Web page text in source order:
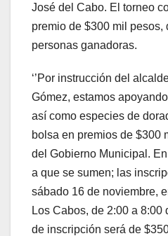
José del Cabo. El torneo
premio de $300 mil pesos,
personas ganadoras.
‘’Por instrucción del
Gómez, estamos
así como especies de
bolsa en premios de $300
del Gobierno Municipal.
a que se sumen; las
sábado 16 de noviembre,
Los Cabos, de 2:00 a 8:00
de inscripción será de